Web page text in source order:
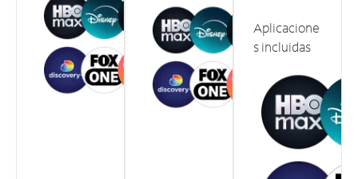
Aplicacione
s incluidas